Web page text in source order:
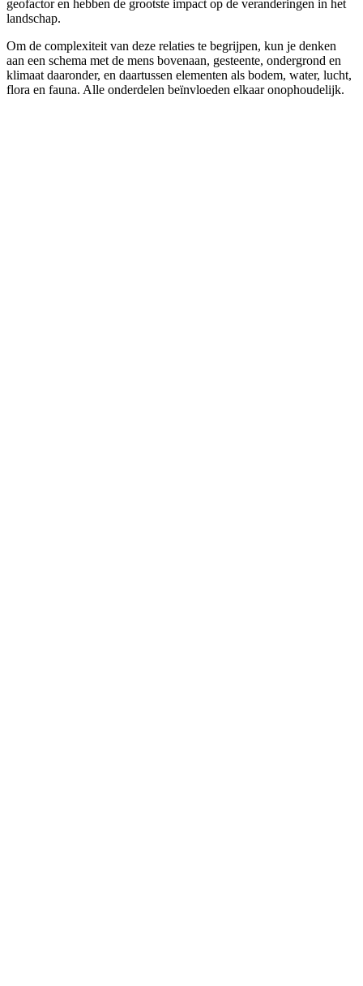
geofactor en hebben de grootste impact op de veranderingen in het
landschap.
Om de complexiteit van deze relaties te begrijpen, kun je denken
aan een schema met de mens bovenaan, gesteente, ondergrond en
klimaat daaronder, en daartussen elementen als bodem, water, lucht,
flora en fauna. Alle onderdelen beïnvloeden elkaar onophoudelijk.